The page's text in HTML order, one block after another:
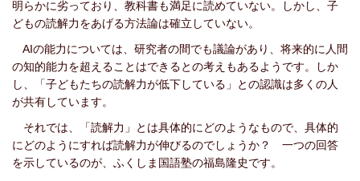
明らかに劣っており、教科書も満足に読めていない。しかし、子
どもの読解力をあげる方法論は確立していない。
AIの能力については、研究者の間でも議論があり、将来的に人間
の知的能力を超えることはできるとの考えもあるようです。しか
し、「子どもたちの読解力が低下している」との認識は多くの人
が共有しています。
それでは、「読解力」とは具体的にどのようなもので、具体的
にどのようにすれば読解力が伸びるのでしょうか？ 一つの回答
を示しているのが、ふくしま国語塾の福島隆史です。